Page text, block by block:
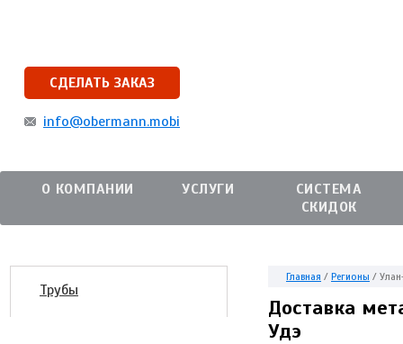
СДЕЛАТЬ ЗАКАЗ
info@obermann.mobi
О КОМПАНИИ УСЛУГИ
СИСТЕМА
СКИДОК
Трубы
Главная / Регионы /
Доставка
Удэ